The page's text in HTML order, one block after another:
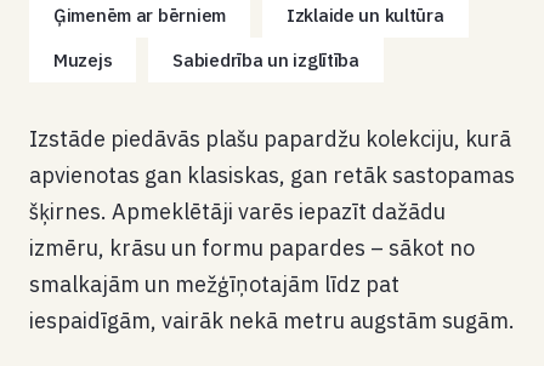
Ģimenēm ar bērniem
Izklaide un kultūra
Muzejs
Sabiedrība un izglītība
Izstāde piedāvās plašu papardžu kolekciju, kurā
apvienotas gan klasiskas, gan retāk sastopamas
šķirnes. Apmeklētāji varēs iepazīt dažādu
izmēru, krāsu un formu papardes – sākot no
smalkajām un mežģīņotajām līdz pat
iespaidīgām, vairāk nekā metru augstām sugām.